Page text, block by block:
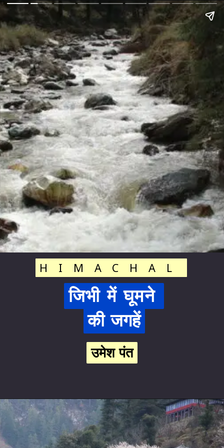
HIMACHAL
HIMACHAL
जिभी में घूमने
की जगहें
जिभी में घूमने
की जगहें
उमेश पंत
उमेश पंत